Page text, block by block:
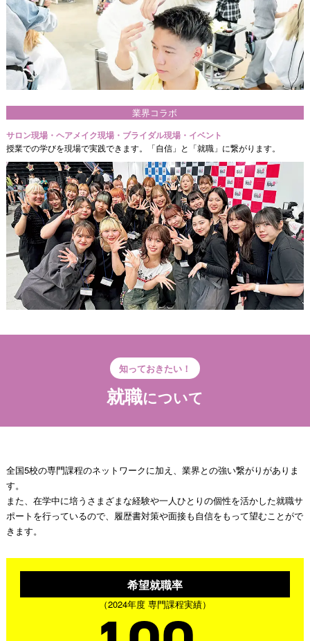
業界コラボ
サロン現場・ヘアメイク現場・ブライダル現場・イベント
授業での学びを現場で実践できます。「自信」と「就職」に繋がります。
知っておきたい！
就職について
全国5校の専門課程のネットワークに加え、業界との強い繋がりがありま
す。
また、在学中に培うさまざまな経験や一人ひとりの個性を活かした就職サ
ポートを行っているので、履歴書対策や面接も自信をもって望むことがで
きます。
希望就職率
（2024年度 専門課程実績）